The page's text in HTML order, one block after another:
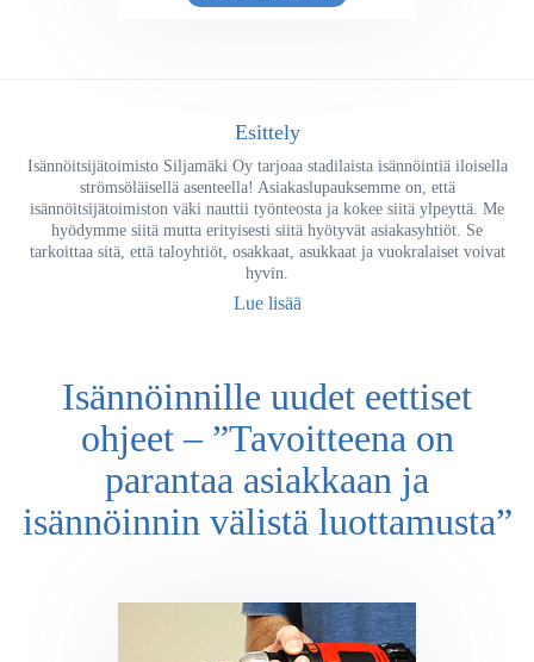
Esittely
Isännöitsijätoimisto Siljamäki Oy tarjoaa stadilaista isännöintiä iloisella
strömsöläisellä asenteella! Asiakaslupauksemme on, että
isännöitsijätoimiston väki nauttii työnteosta ja kokee siitä ylpeyttä. Me
hyödymme siitä mutta erityisesti siitä hyötyvät asiakasyhtiöt. Se
tarkoittaa sitä, että taloyhtiöt, osakkaat, asukkaat ja vuokralaiset voivat
hyvin.
Lue lisää
Isännöinnille uudet eettiset
ohjeet – ”Tavoitteena on
parantaa asiakkaan ja
isännöinnin välistä luottamusta”